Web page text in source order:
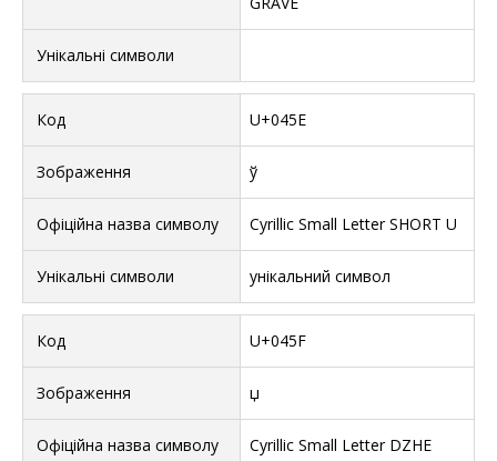
U+045E
ў
Cyrillic Small Letter SHORT U
унікальний символ
U+045F
џ
Cyrillic Small Letter DZHE